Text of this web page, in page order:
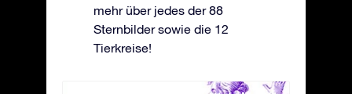
mehr über jedes der 88
Sternbilder sowie die 12
Tierkreise!